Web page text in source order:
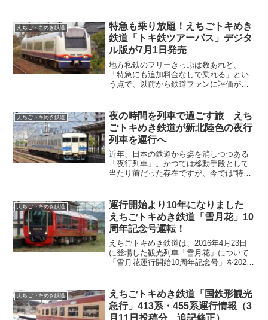
た。これを記念して、2026年夏に 3種類
の特...
えちごトキめき鉄道
特急も乗り放題！えちごトキめき
鉄道「トキ鉄ツアーパス」デジタ
ル版が7月1日発売
地方私鉄のフリーきっぷは数あれど、
「特急にも追加料金なしで乗れる」とい
う点で、以前から鉄道ファンに評価が高
ス」が、2026年7月1日からデジタル版で
も発売開始となります...
えちごトキめき鉄道
夜の時間を列車で過ごす旅 えち
ごトキめき鉄道が新北陸色の夜行
列車を運行へ
近年、日本の鉄道から姿を消しつつある
「夜行列車」。かつては移動手段として
当たり前だった存在ですが、今では“特別
2026年5月3日に、国鉄形車両を使用した
夜行列車を運行...
えちごトキめき鉄道
運行開始より10年になりました
えちごトキめき鉄道「雪月花」10
周年記念号運転！
えちごトキめき鉄道は、2016年4月23日
に登場した観光列車「雪月花」について
「雪月花運行開始10周年記念号」を2026
円となっていますが、「雪月花」のファ
ンの方でしたら検討の余地はあるのでは
ないでしょうか。
えちごトキめき鉄道
えちごトキめき鉄道「国鉄形観光
急行」413系・455系運行情報（3